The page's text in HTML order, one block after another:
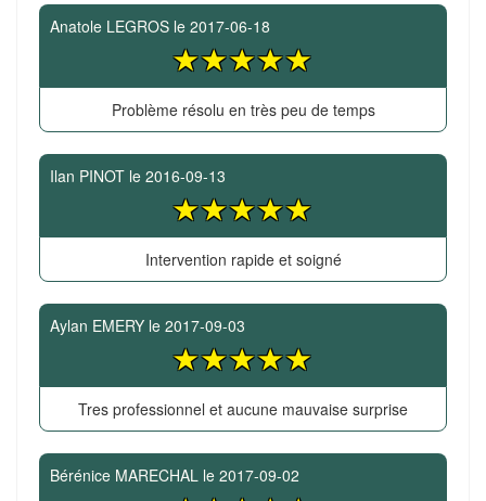
Anatole LEGROS le 2017-06-18
Problème résolu en très peu de temps
Ilan PINOT le 2016-09-13
Intervention rapide et soigné
Aylan EMERY le 2017-09-03
Tres professionnel et aucune mauvaise surprise
Bérénice MARECHAL le 2017-09-02